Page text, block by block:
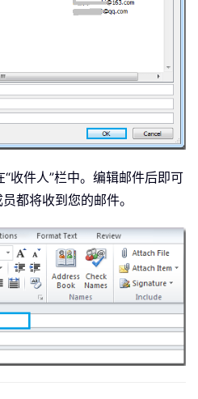
收件人”栏中。编辑邮件后即可
都将收到您的邮件。